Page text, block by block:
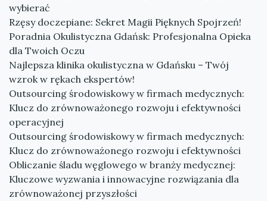
wybierać
Rzęsy doczepiane: Sekret Magii Pięknych Spojrzeń!
Poradnia Okulistyczna Gdańsk: Profesjonalna Opieka
dla Twoich Oczu
Najlepsza klinika okulistyczna w Gdańsku – Twój
wzrok w rękach ekspertów!
Outsourcing środowiskowy w firmach medycznych:
Klucz do zrównoważonego rozwoju i efektywności
operacyjnej
Outsourcing środowiskowy w firmach medycznych:
Klucz do zrównoważonego rozwoju i efektywności
Obliczanie śladu węglowego w branży medycznej:
Kluczowe wyzwania i innowacyjne rozwiązania dla
zrównoważonej przyszłości